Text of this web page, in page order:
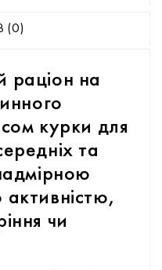
(0)
раціон на
курки для
та
чи